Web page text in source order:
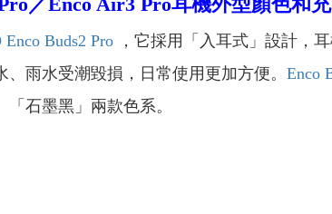
Enco Buds2 Pro ，它採用「入耳式」設計，
雨水受潮毀損，日常使用更加方便。 Enco
石墨黑」兩款色系。